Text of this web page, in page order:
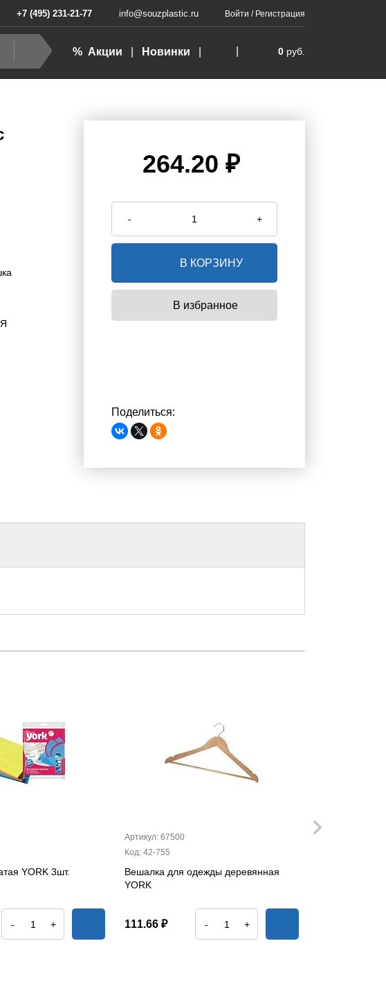
+7 (495) 231-21-77 info@souzplastic.ru Войти / Регистрация
% Акции Новинки 0 руб.
264.20 ₽
- +
В КОРЗИНУ
Поделиться:
YORK 3шт.
- +
Артикул: 67500
Код: 42-755
Вешалка для одежды деревянная
YORK
111.66 ₽ - +